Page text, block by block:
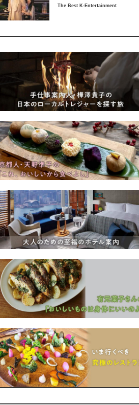
The Best K-Entertainment